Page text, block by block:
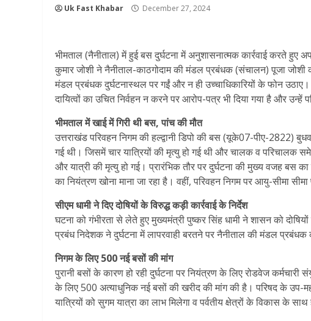
Uk Fast Khabar December 27, 2024
भीमताल (नैनीताल) में हुई बस दुर्घटना में अनुशासनात्मक कार्रवाई करते हुए
कुमार जोशी ने नैनीताल-काठगोदाम की मंडल प्रबंधक (संचालन) पूजा जोशी
मंडल प्रबंधक दुर्घटनास्थल पर गईं और न ही उच्चाधिकारियों के फोन
दायित्वों का उचित निर्वहन न करने पर आरोप-पत्र भी दिया गया है और उन्हें
भीमताल में खाई में गिरी थी बस, पांच की मौत
उत्तराखंड परिवहन निगम की हल्द्वानी डिपो की बस (यूके07-पीए-2822)
गई थी। जिसमें चार यात्रियों की मृत्यु हो गई थी और चालक व परिचालक
और यात्री की मृत्यु हो गई। प्रारंभिक तौर पर दुर्घटना की मुख्य वजह
का नियंत्रण खोना माना जा रहा है। वहीं, परिवहन निगम पर आयु-सीमा
सीएम धामी ने दिए दोषियों के विरुद्ध कड़ी कार्रवाई के निर्देश
घटना को गंभीरता से लेते हुए मुख्यमंत्री पुष्कर सिंह धामी ने शासन को
प्रबंध निदेशक ने दुर्घटना में लापरवाही बरतने पर नैनीताल की मंडल प्रबंधक
निगम के लिए 500 नई बसों की मांग
पुरानी बसों के कारण हो रही दुर्घटना पर नियंत्रण के लिए रोडवेज कर्मचारी
के लिए 500 अत्याधुनिक नई बसों की खरीद की मांग की है। परिषद के उप-
यात्रियों को सुगम यात्रा का लाभ मिलेगा व पर्वतीय क्षेत्रों के विकास के